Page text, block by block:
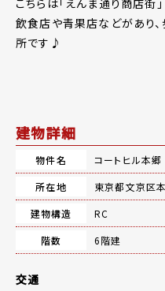
飲食店や青果店などがあり
所です♪
建物詳細
物件名
コートヒル本郷
所在地
東京都文京区
建物構造
RC
階数
6階建
交通